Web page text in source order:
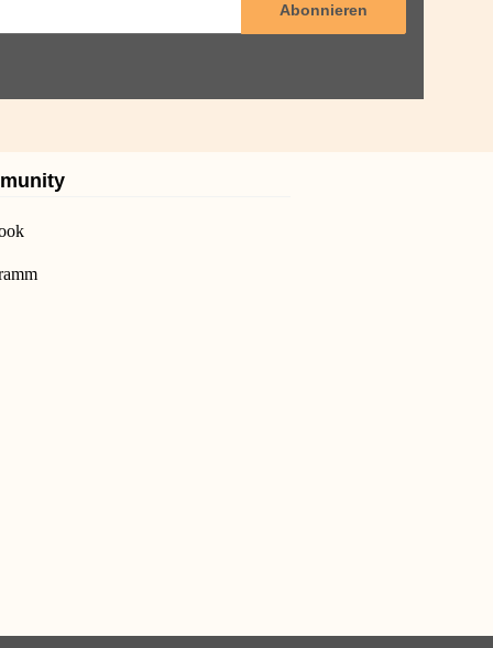
Abonnieren